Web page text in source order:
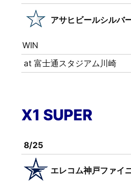
アサヒビールシルバ
WIN
at 富士通スタジアム川崎
X1 SUPER
8/25
エレコム神戸ファイ